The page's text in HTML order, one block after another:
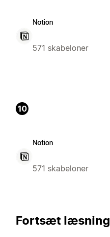
Notion
571 skabeloner
10
Notion
571 skabeloner
Fortsæt læsning